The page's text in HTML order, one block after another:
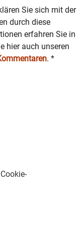
Rathaus
Sie sich mit der
durch diese
erfahren Sie in
hier auch unseren
. *
Cookie-